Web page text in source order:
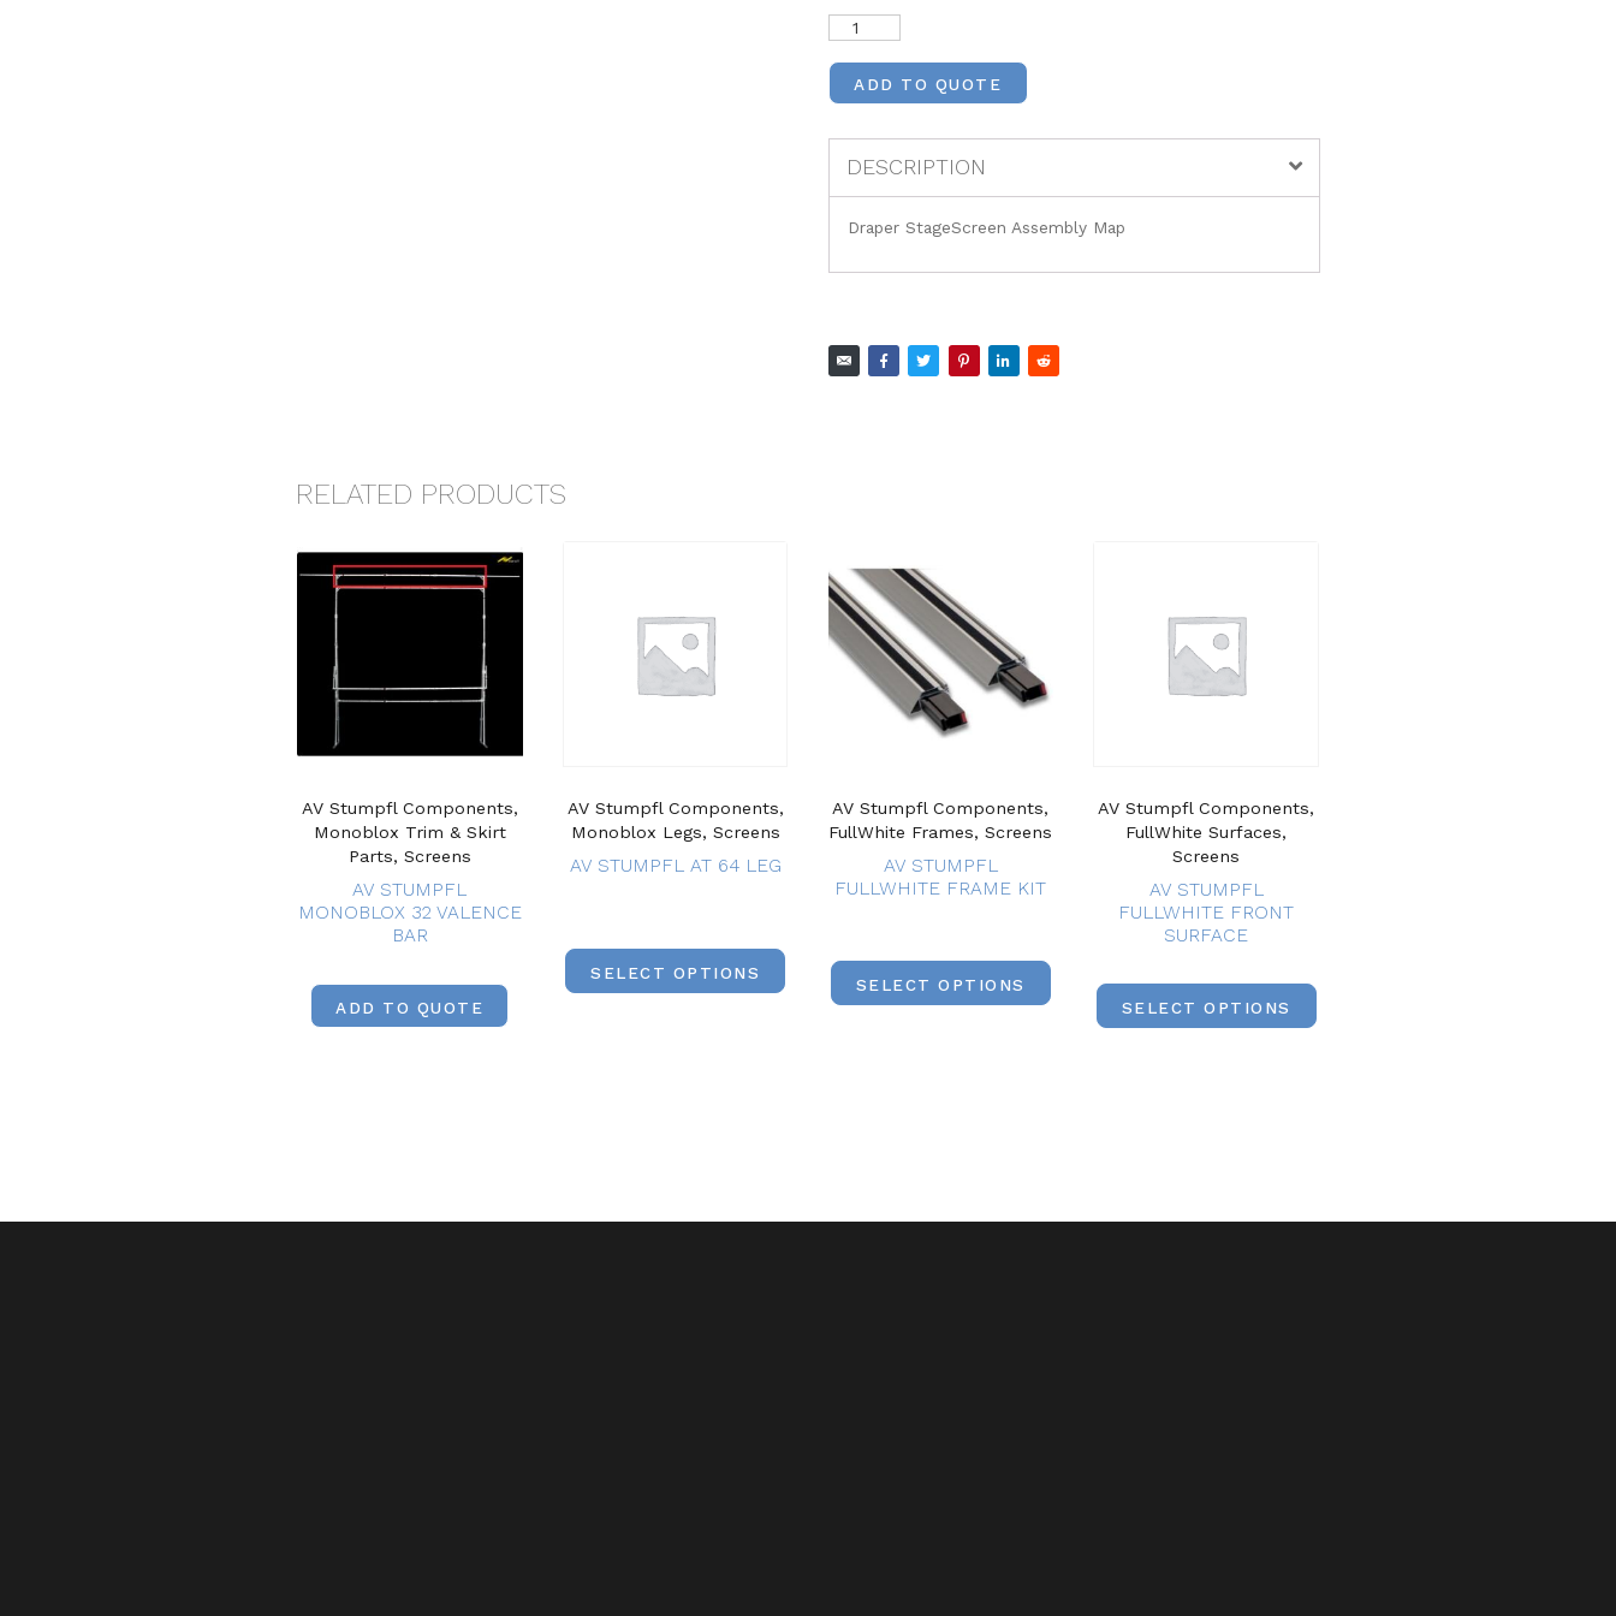
ADD TO QUOTE
DESCRIPTION
Draper StageScreen Assembly Map
RELATED PRODUCTS
AV Stumpfl Components,
Monoblox Trim & Skirt
Parts, Screens
AV STUMPFL
MONOBLOX 32 VALENCE
BAR
ADD TO QUOTE
AV Stumpfl Components,
Monoblox Legs, Screens
AV STUMPFL AT 64 LEG
SELECT OPTIONS
AV Stumpfl Components,
FullWhite Frames, Screens
AV STUMPFL
FULLWHITE FRAME KIT
SELECT OPTIONS
AV Stumpfl Components,
FullWhite Surfaces,
Screens
AV STUMPFL
FULLWHITE FRONT
SURFACE
SELECT OPTIONS